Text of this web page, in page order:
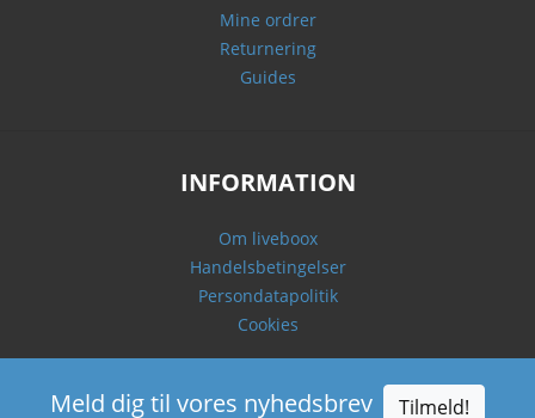
Mine ordrer
Returnering
Guides
INFORMATION
Om liveboox
Handelsbetingelser
Persondatapolitik
Cookies
Meld dig til vores nyhedsbrev Tilmeld!